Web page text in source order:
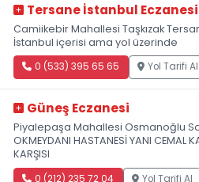
Tersane İstanbul Eczanesi
Camiikebir Mahallesi Taşkızak
İstanbul içerisi ama yol üzerinde
0 (533) 395 65 65 Yol Tarifi Al
Güneş Eczanesi
Piyalepaşa Mahallesi Osmanoğlu
OKMEYDANI HASTANESİ YANI CEMAL
KARŞISI
0 (212) 235 72 04 Yol Tarifi Al